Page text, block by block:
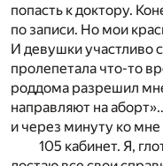
попасть к доктору.
по записи. Но мои
И девушки участливо
пролепетала что-то
роддома разрешил
направляют на
и через минуту ко
105 кабинет. Я,